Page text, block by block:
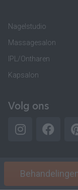
Nagelstudio
Massagesalon
IPL/Ontharen
Kapsalon
Volg ons